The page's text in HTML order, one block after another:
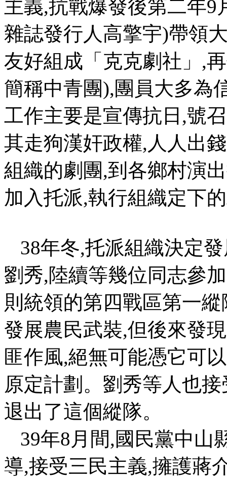
主義,抗戰爆發後第二年9
雜誌發行人高擎宇)帶領
友好組成「克克劇社」 ,
簡稱中青團),團員大多為
工作主要是宣傳抗日 ,號
其走狗漢奸政權, 人人出
組織的劇團,到各鄉村演
加入托派,執行組織定下
38年冬,托派組織決定
劉秀,陸續等幾位同志參
則統領的第四戰區第一縱
發展農民武裝,但後來發
匪作風,絕無可能憑它可
原定計劃。劉秀等人也
退出了這個縱隊。
39年8 月間,國民黨中山
導,接受三民主義,擁護蔣